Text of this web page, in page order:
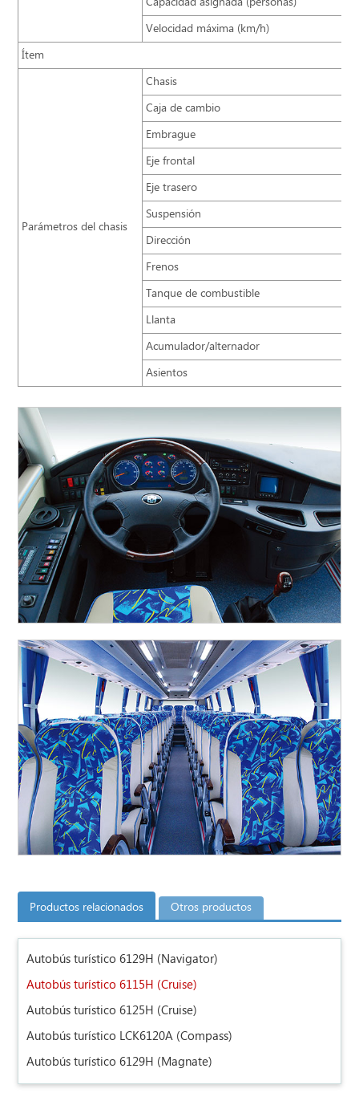
Velocidad máxima (km/h)
Ítem
Parámetros del chasis
Chasis
Caja de cambio
Embrague
Eje frontal
Eje trasero
Suspensión
Dirección
Frenos
Tanque de combustible
Llanta
Acumulador/alternador
Asientos
Productos relacionados Otros productos
Autobús turístico 6129H (Navigator)
Autobús turístico 6115H (Cruise)
Autobús turístico 6125H (Cruise)
Autobús turístico LCK6120A (Compass)
Autobús turístico 6129H (Magnate)